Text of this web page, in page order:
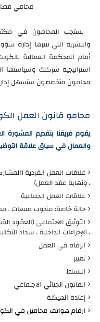
محامي
يستجب المحامون في
والبشرية التي تثيرها إدارة
أمام المحكمة العمالية
استراتيجية شركتك وسياستها
محامون متخصصون ستسهل
محامو قانون العمل
يقوم فريقنا بتقديم المشورة
والعمال في سياق علاقة
علاقات العمل الفردية
، ونهاية عقد العمل)
علاقات العمل الجماعية
حالة خاصة: مندوب مبيعات ،
التوثيق الاجتماعي (العقود
، الإجراءات الداخلية ، سداد
الرفاه في العمل
تمييز
التسلط
القانون الجنائي الاجتماعي
إعادة الهيكلة
ارقام هواتف محامين في